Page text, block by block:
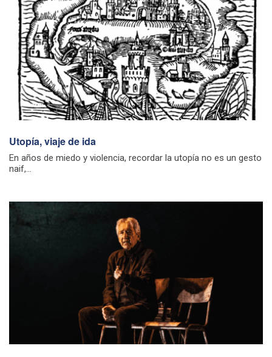
Utopía, viaje de ida
En años de miedo y violencia, recordar la utopía no es un gesto
naif,...